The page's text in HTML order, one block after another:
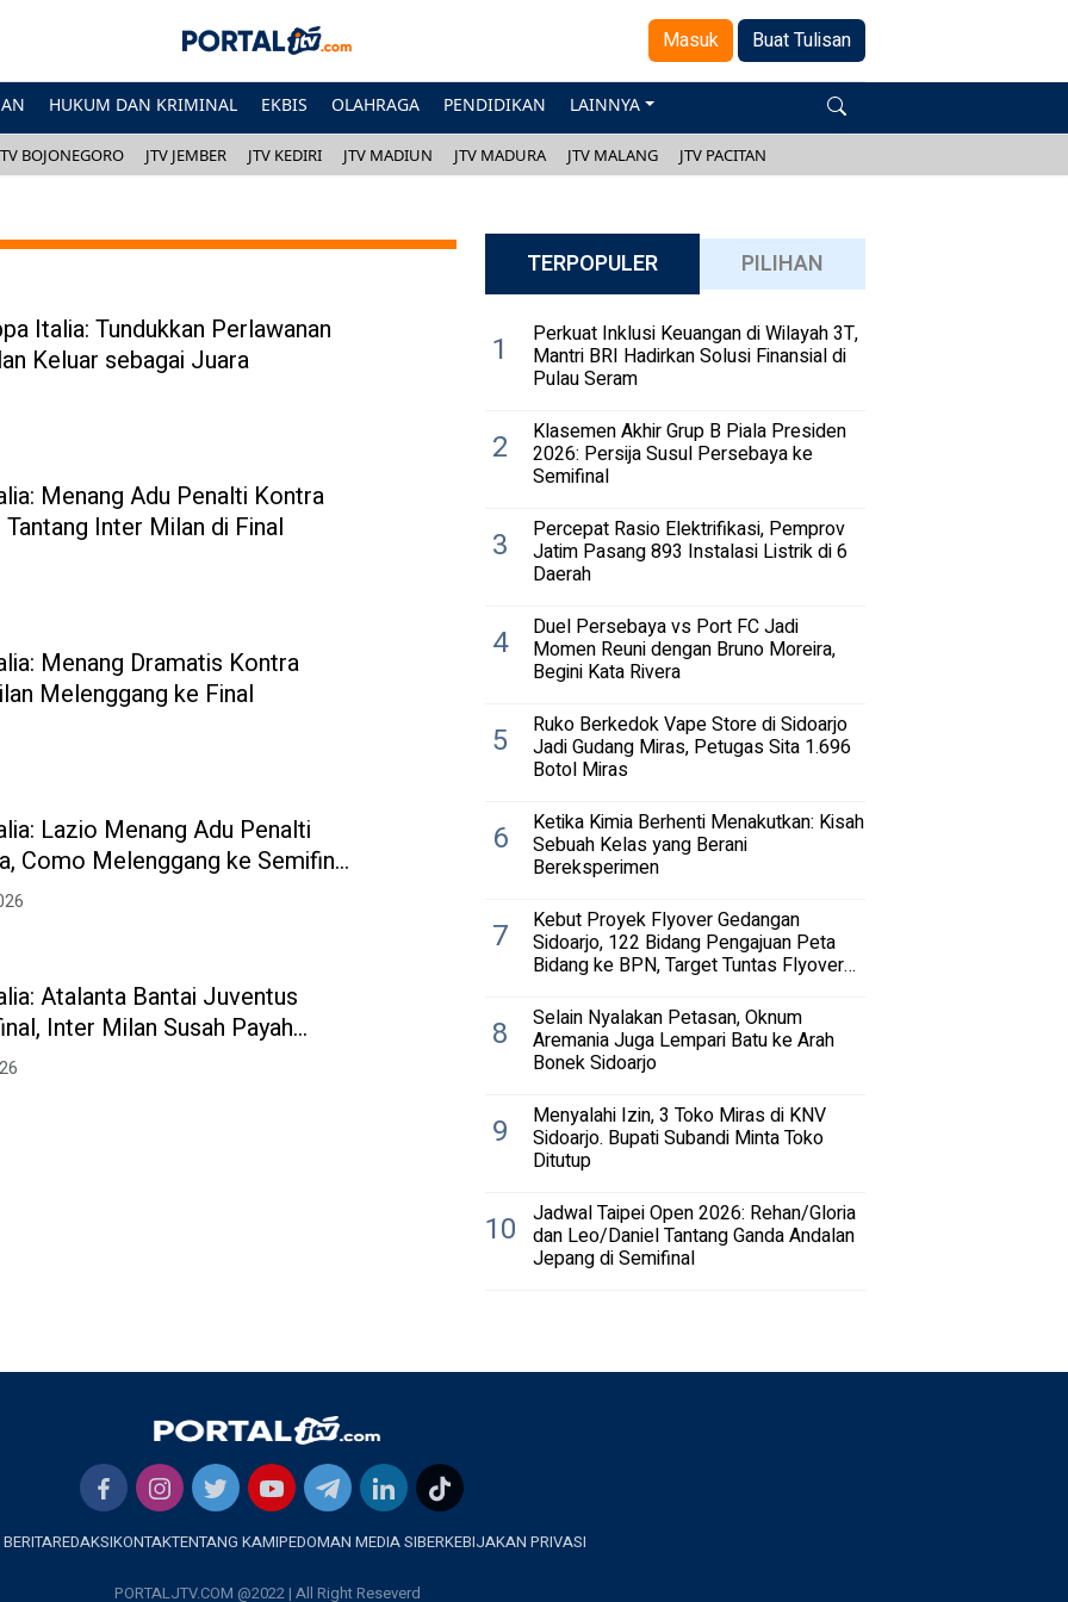
Masuk Buat Tulisan
HUKUM DAN KRIMINAL EKBIS OLAHRAGA PENDIDIKAN LAINNYA
BOJONEGORO JTV JEMBER JTV KEDIRI JTV MADIUN JTV MADURA JTV MALANG JTV PACITAN
Italia: Tundukkan Perlawanan
Keluar sebagai Juara
Menang Adu Penalti Kontra
Inter Milan di Final
Menang Dramatis Kontra
Melenggang ke Final
Lazio Menang Adu Penalti
Como Melenggang ke Semifinal
Atalanta Bantai Juventus
Inter Milan Susah Payah
TERPOPULER PILIHAN
1 Perkuat Inklusi Keuangan di Wilayah 3T,
Mantri BRI Hadirkan Solusi Finansial di
Pulau Seram
2 Klasemen Akhir Grup B Piala Presiden
2026: Persija Susul Persebaya ke
Semifinal
3 Percepat Rasio Elektrifikasi, Pemprov
Jatim Pasang 893 Instalasi Listrik di 6
Daerah
4 Duel Persebaya vs Port FC Jadi
Momen Reuni dengan Bruno Moreira,
Begini Kata Rivera
5 Ruko Berkedok Vape Store di Sidoarjo
Jadi Gudang Miras, Petugas Sita 1.696
Botol Miras
6 Ketika Kimia Berhenti Menakutkan: Kisah
Sebuah Kelas yang Berani
Bereksperimen
7 Kebut Proyek Flyover Gedangan
Sidoarjo, 122 Bidang Pengajuan Peta
Bidang ke BPN, Target Tuntas Flyover
8 Selain Nyalakan Petasan, Oknum
Aremania Juga Lempari Batu ke Arah
Bonek Sidoarjo
9 Menyalahi Izin, 3 Toko Miras di KNV
Sidoarjo. Bupati Subandi Minta Toko
Ditutup
10 Jadwal Taipei Open 2026: Rehan/Gloria
dan Leo/Daniel Tantang Ganda Andalan
Jepang di Semifinal
REDAKSIKONTAKTENTANG KAMIPEDOMAN MEDIA SIBERKEBIJAKAN PRIVASI
PORTALJTV.COM @2022 | All Right Reseverd